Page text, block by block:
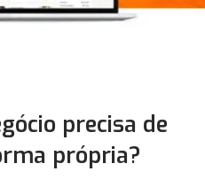
precisa de
própria?